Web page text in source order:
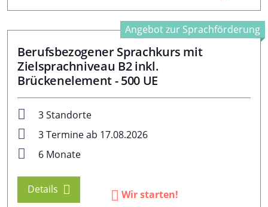
Berufsbezogener Sprachkurs mit
Zielsprachniveau B2 inkl.
Brückenelement - 500 UE
3 Standorte
3 Termine ab 17.08.2026
6 Monate
Details Wir starten!
Angebot zur Sprachförderung